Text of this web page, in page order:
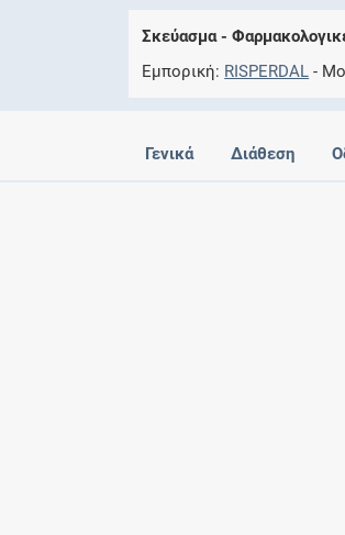
Σκεύασμα -
Εμπορική RISPERDAL
Γενικά Διάθεση